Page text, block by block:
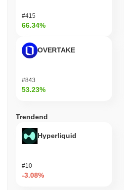
#415
66.34%
OVERTAKE
#843
53.23%
Trendend
Hyperliquid
#10
-3.08%